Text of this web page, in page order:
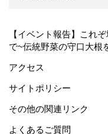
【イベント報告】これ
で~伝統野菜の守口大根
アクセス
サイトポリシー
その他の関連リンク
よくあるご質問